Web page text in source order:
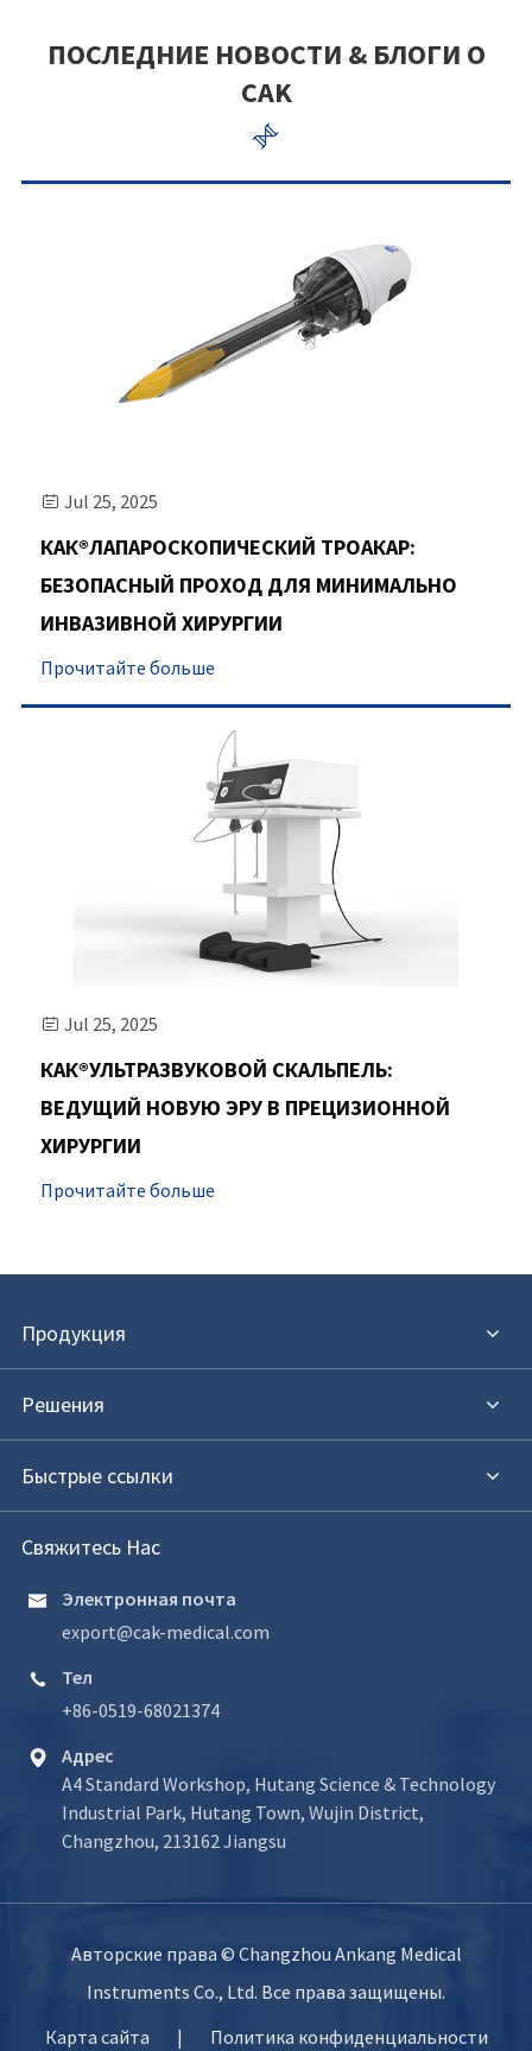
ПОСЛЕДНИЕ НОВОСТИ & БЛОГИ О
CAK

 Jul 25, 2025
КАК®ЛАПАРОСКОПИЧЕСКИЙ ТРОАКАР:
БЕЗОПАСНЫЙ ПРОХОД ДЛЯ МИНИМАЛЬНО
ИНВАЗИВНОЙ ХИРУРГИИ
Прочитайте больше
 Jul 25, 2025
КАК®УЛЬТРАЗВУКОВОЙ СКАЛЬПЕЛЬ:
ВЕДУЩИЙ НОВУЮ ЭРУ В ПРЕЦИЗИОННОЙ
ХИРУРГИИ
Прочитайте больше
Продукция
Решения
Быстрые ссылки
Свяжитесь Нас

Электронная почта
export@cak-medical.com

Тел
+86-0519-68021374

Адрес
A4 Standard Workshop, Hutang Science & Technology
Industrial Park, Hutang Town, Wujin District,
Changzhou, 213162 Jiangsu
Авторские права © Changzhou Ankang Medical
Instruments Co., Ltd. Все права защищены.
Карта сайта
| Политика конфиденциальности